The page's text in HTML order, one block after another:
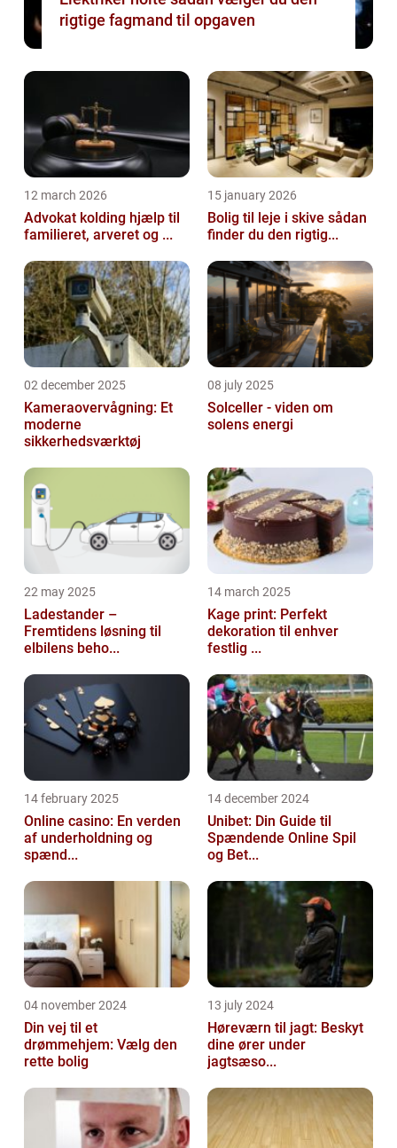
rigtige fagmand til opgaven
12 march 2026
Advokat kolding hjælp til
familieret, arveret og ...
15 january 2026
Bolig til leje i skive sådan
finder du den rigtig...
02 december 2025
Kameraovervågning: Et
moderne
sikkerhedsværktøj
08 july 2025
Solceller - viden om
solens energi
22 may 2025
Ladestander –
Fremtidens løsning til
elbilens beho...
14 march 2025
Kage print: Perfekt
dekoration til enhver
festlig ...
14 february 2025
Online casino: En verden
af underholdning og
spænd...
14 december 2024
Unibet: Din Guide til
Spændende Online Spil
og Bet...
04 november 2024
Din vej til et
drømmehjem: Vælg den
rette bolig
13 july 2024
Høreværn til jagt: Beskyt
dine ører under
jagtsæso...